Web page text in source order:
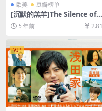
欧美 豆瓣榜单
[沉默的羔羊]The Silence of t
he Lambs (1991)[百度网盘
+迅雷云盘资源1080P超清未
删减][MP4/7.7GB][中英字幕]
5 年前 2.81
VIP